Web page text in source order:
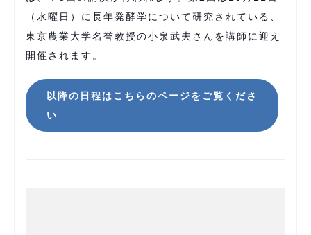
（水曜日）に長年発酵学について研究されている、
東京農業大学名誉教授の小泉武夫さんを講師に迎え
開催されます。
以降の日程はこちらのページをご覧くださ
い